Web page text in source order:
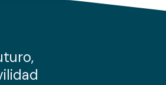
que haga del sitio web con
redes sociales, publicidad y análisis